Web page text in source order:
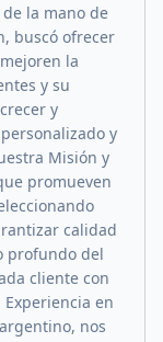
de la mano de
buscó ofrecer
la
y su
y
y
Misión y
promueven
calidad
profundo del
cliente con
en
nos